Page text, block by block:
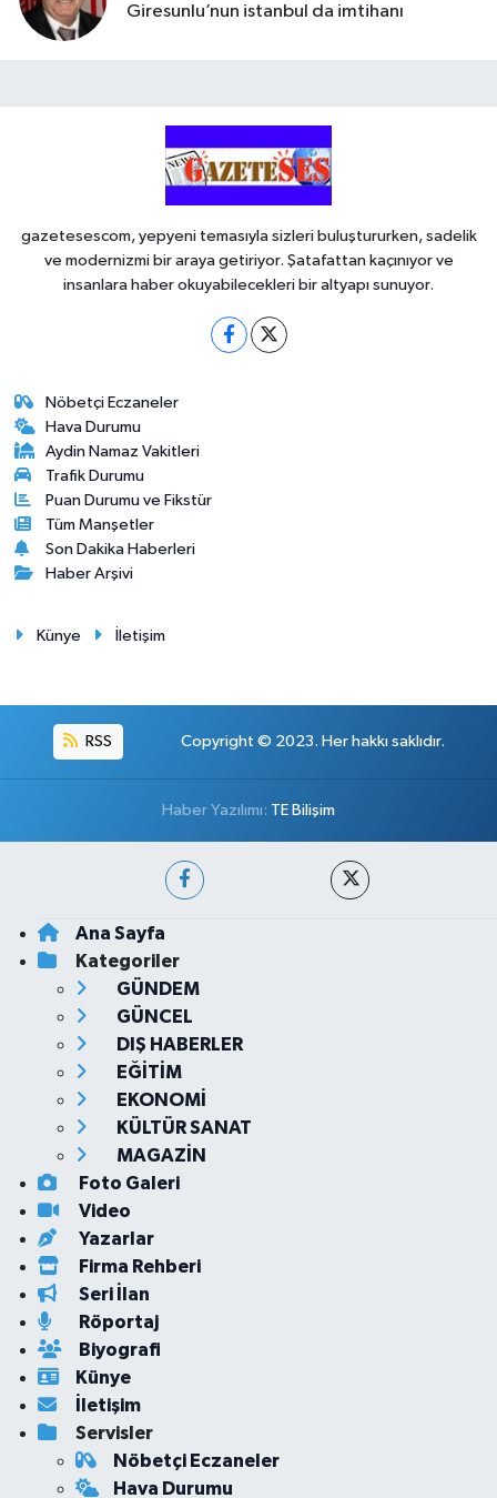
Giresunlu’nun istanbul da imtihanı
gazetesescom, yepyeni temasıyla sizleri buluştururken, sadelik
ve modernizmi bir araya getiriyor. Şatafattan kaçınıyor ve
insanlara haber okuyabilecekleri bir altyapı sunuyor.
Nöbetçi Eczaneler
Hava Durumu
Aydin Namaz Vakitleri
Trafik Durumu
Puan Durumu ve Fikstür
Tüm Manşetler
Son Dakika Haberleri
Haber Arşivi
Künye İletişim
RSS Copyright © 2023. Her hakkı saklıdır.
Haber Yazılımı: TE Bilişim
Ana Sayfa
Kategoriler
GÜNDEM
GÜNCEL
DIŞ HABERLER
EĞİTİM
EKONOMİ
KÜLTÜR SANAT
MAGAZİN
Foto Galeri
Video
Yazarlar
Firma Rehberi
Seri İlan
Röportaj
Biyografi
Künye
İletişim
Servisler
Nöbetçi Eczaneler
Hava Durumu